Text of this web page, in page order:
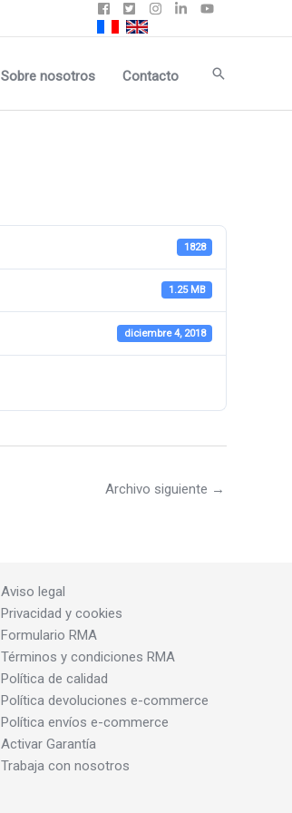
Sobre nosotros Contacto Buscar
1828
1.25 MB
diciembre 4, 2018
Archivo siguiente →
Aviso legal
Privacidad y cookies
Formulario RMA
Términos y condiciones RMA
Política de calidad
Política devoluciones e-commerce
Política envíos e-commerce
Activar Garantía
Trabaja con nosotros